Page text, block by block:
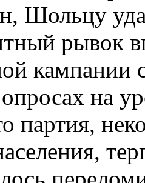
Шольцу
рывок
кампании
на
партия,